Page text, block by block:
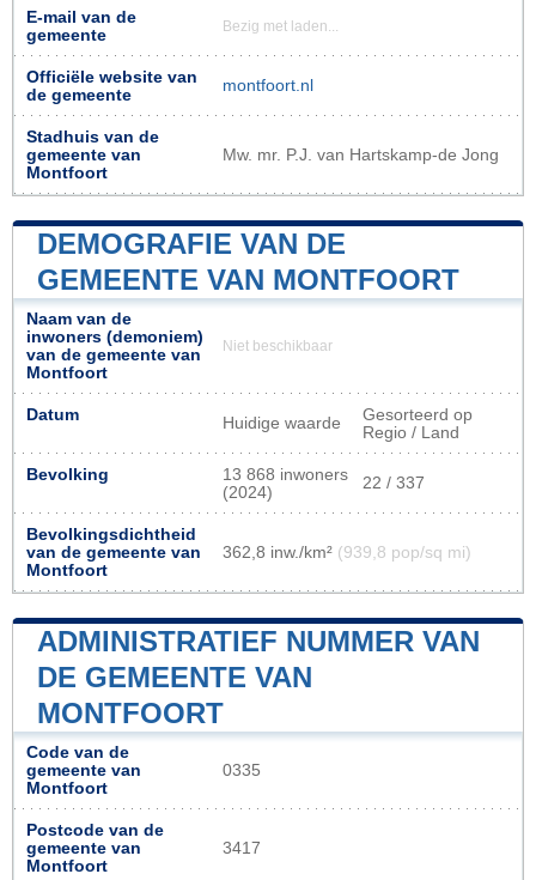
E-mail van de
gemeente
Bezig met laden...
Officiële website van
de gemeente
montfoort.nl
Stadhuis van de
gemeente van
Montfoort
Mw. mr. P.J. van Hartskamp-de Jong
DEMOGRAFIE VAN DE
GEMEENTE VAN MONTFOORT
Naam van de
inwoners (demoniem)
van de gemeente van
Montfoort
Niet beschikbaar
Datum Huidige waarde
Gesorteerd op
Regio / Land
Bevolking
13 868 inwoners
(2024)
22 / 337
Bevolkingsdichtheid
van de gemeente van
Montfoort
362,8 inw./km² (939,8 pop/sq mi)
ADMINISTRATIEF NUMMER VAN
DE GEMEENTE VAN
MONTFOORT
Code van de
gemeente van
Montfoort
0335
Postcode van de
gemeente van
Montfoort
3417